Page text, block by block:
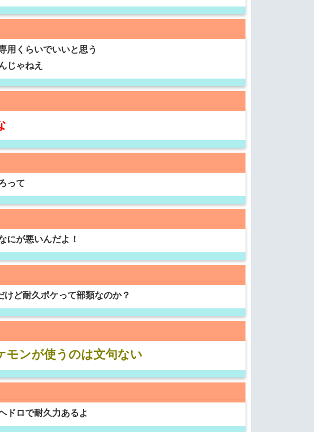
用くらいでいいと思う
じゃねえ
って
にが悪いんだよ！
けど耐久ポケって部類なのか？
モンが使うのは文句ない
ドロで耐久力あるよ